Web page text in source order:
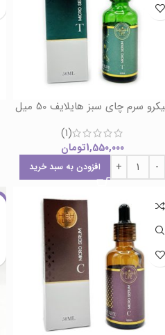
سرم چای سبز هایلایف 50 میل
(1)
1,550,000تومان
افزودن به سبد خرید